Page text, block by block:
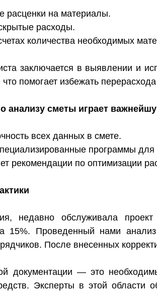
расценки на материалы.
расходы.
количества необходимых
заключается в выявлении и
помогает избежать
анализу сметы играет
всех данных в смете.
программы для
рекомендации по оптимизации
недавно обслуживала
15%. Проведенный нами
После внесенных
документации — это
Эксперты в этой области